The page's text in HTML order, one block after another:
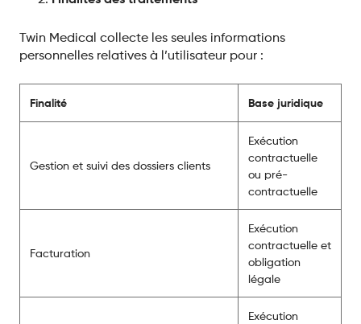
Twin Medical collecte les seules informations
personnelles relatives à l’utilisateur pour :
Finalité Base juridique
Gestion et suivi des dossiers clients
Exécution
contractuelle
ou pré-
contractuelle
Facturation
Exécution
contractuelle et
obligation
légale
Exécution